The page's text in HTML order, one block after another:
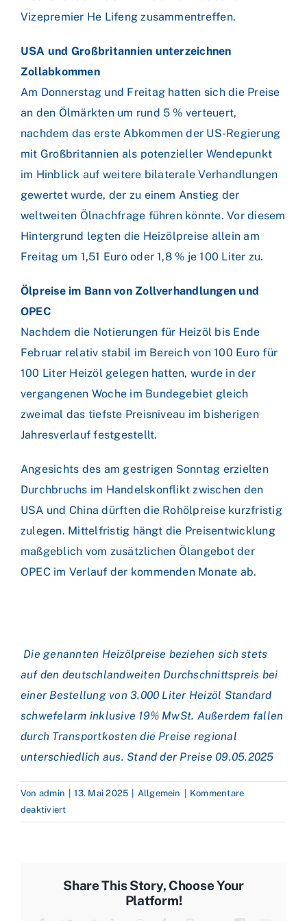
Vizepremier He Lifeng zusammentreffen.
USA und Großbritannien unterzeichnen
Zollabkommen
Am Donnerstag und Freitag hatten sich die Preise
an den Ölmärkten um rund 5 % verteuert,
nachdem das erste Abkommen der US-Regierung
mit Großbritannien als potenzieller Wendepunkt
im Hinblick auf weitere bilaterale Verhandlungen
gewertet wurde, der zu einem Anstieg der
weltweiten Ölnachfrage führen könnte. Vor diesem
Hintergrund legten die Heizölpreise allein am
Freitag um 1,51 Euro oder 1,8 % je 100 Liter zu.
Ölpreise im Bann von Zollverhandlungen und
OPEC
Nachdem die Notierungen für Heizöl bis Ende
Februar relativ stabil im Bereich von 100 Euro für
100 Liter Heizöl gelegen hatten, wurde in der
vergangenen Woche im Bundegebiet gleich
zweimal das tiefste Preisniveau im bisherigen
Jahresverlauf festgestellt.
Angesichts des am gestrigen Sonntag erzielten
Durchbruchs im Handelskonflikt zwischen den
USA und China dürften die Rohölpreise kurzfristig
zulegen. Mittelfristig hängt die Preisentwicklung
maßgeblich vom zusätzlichen Ölangebot der
OPEC im Verlauf der kommenden Monate ab.
Die genannten Heizölpreise beziehen sich stets
auf den deutschlandweiten Durchschnittspreis bei
einer Bestellung von 3.000 Liter Heizöl Standard
schwefelarm inklusive 19% MwSt. Außerdem fallen
durch Transportkosten die Preise regional
unterschiedlich aus. Stand der Preise 09.05.2025
Von admin 13. Mai 2025 Allgemein
Kommentare
deaktiviertfür
Achterbahnfahrt
–
Share This Story, Choose Your
Platform!